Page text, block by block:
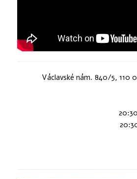
Václavské nám. 840/5, 110